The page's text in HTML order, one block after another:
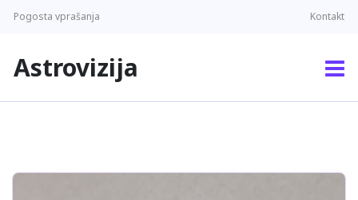
Pogosta vprašanja Kontakt
Astrovizija